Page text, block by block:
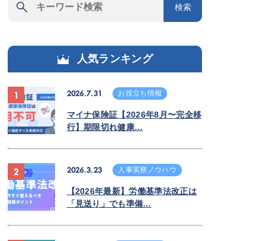
検索
人気ランキング
2026.7.31 お役立ち情報
マイナ保険証【2026年8月〜完全移
行】期限切れ健康…
1
2026.3.23 人事実務ノウハウ
【2026年最新】労働基準法改正は
「見送り」でも準備…
2